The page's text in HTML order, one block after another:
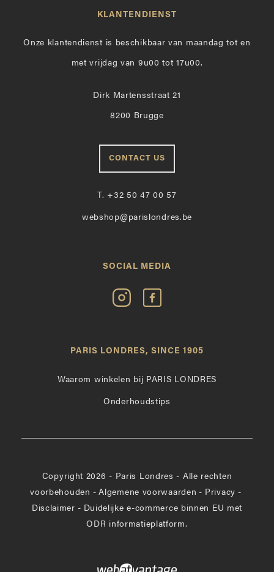
KLANTENDIENST
Onze klantendienst is beschikbaar van maandag tot en
met vrijdag van 9u00 tot 17u00.
Dirk Martensstraat 21
8200 Brugge
CONTACT US
T. +32 50 47 00 57
webshop@parislondres.be
SOCIAL MEDIA
Volg
Paris
Instagram
Vind
op
PARIS LONDRES, SINCE 1905
Waarom winkelen bij PARIS LONDRES
Onderhoudstips
Copyright 2026 - Paris Londres - Alle rechten
voorbehouden - Algemene voorwaarden - Privacy -
Disclaimer - Duidelijke e-commerce binnen EU met
ODR informatieplatform.